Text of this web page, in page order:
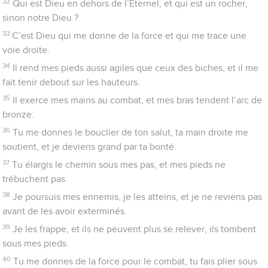
41 Tu mets mes ennemis en fuite devant moi, et je réduis au
silence ceux qui me détestent.
42 Ils crient, et personne pour les sauver ! Ils crient à l’Eternel,
et il ne leur répond pas !
43 Je les réduis en miettes, je les rends pareils à la poussière
que le vent emporte, je les balaie comme la boue des rues.
44 Tu me délivres des révoltes du peuple, tu me mets à la tête
des nations ; un peuple que je ne connaissais pas m’est
soumis.
45 Ils m’obéissent au premier ordre ; les étrangers me flattent,
46
les étrangers perdent courage, ils sortent en tremblant de
leurs forteresses.
47 L’Eternel est vivant ! Béni soit mon rocher ! Que l’on dise la
grandeur du Dieu de mon salut !
48 C’est le Dieu qui m’accorde la vengeance, qui me soumet
les peuples,
49
qui me délivre de mes ennemis ! Tu m’élèves au-dessus de